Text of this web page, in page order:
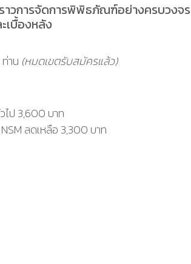
ราวการจัดการพิพิธภัณฑ์อย่างครบวงจ
เบื้องหลัง
าน (หมดเขตรับสมัครแล้ว)
ไป 3,600 บาท
ลดเหลือ 3,300 บาท